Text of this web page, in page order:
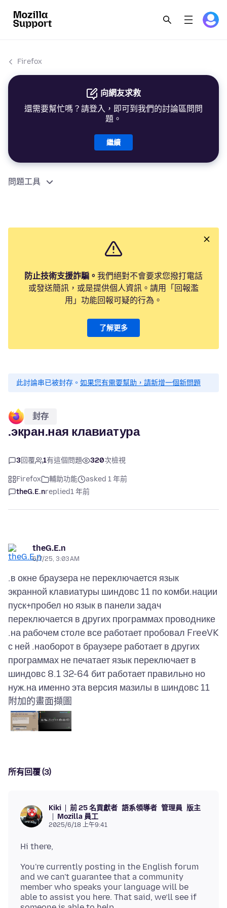
Firefox
向網友求救
還需要幫忙嗎？請登入，即可到我們的討論區問問
題。
繼續
問題工具
防止技術支援詐騙。 我們絕對不會要求您撥打電話
或發送簡訊，或是提供個人資訊。請用「回報濫
用」功能回報可疑的行為。
了解更多
此討論串已被封存。 如果您有需要幫助，請新增一個新問題
封存
.экран.ная клавиатура
3回覆 1有這個問題 320次檢視
Firefox 輔助功能
asked 1 年前
theG.E.nreplied1 年前
theG.E.n
6/7/25, 3:03 AM
.в окне браузера не переключается язык
экранной клавиатуры шиндовс 11 по комби.нации
пуск+пробел но язык в панели задач
переключается в других программах проводнике
.на рабочем столе все работает пробовал FreeVK
с ней .наоборот в браузере работает в других
программах не печатает язык переключает в
шиндовс 8.1 32-64 бит работает правильно но
附加的畫面擷圖
所有回覆 (3)
Kiki 前 25 名貢獻者 語系領導者 管理員 版主
Mozilla 員工
2025/6/18 上午9:41
You're currently posting in the English forum
and we can't guarantee that a community
member who speaks your language will be
able to assist you here. That said, we’ll see if